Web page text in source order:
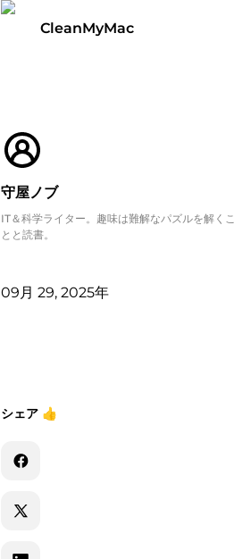
CleanMyMac
守屋ノブ
IT＆科学ライター。趣味は難解なパズルを解くこ
とと読書。
09月 29, 2025年
シェア 👍